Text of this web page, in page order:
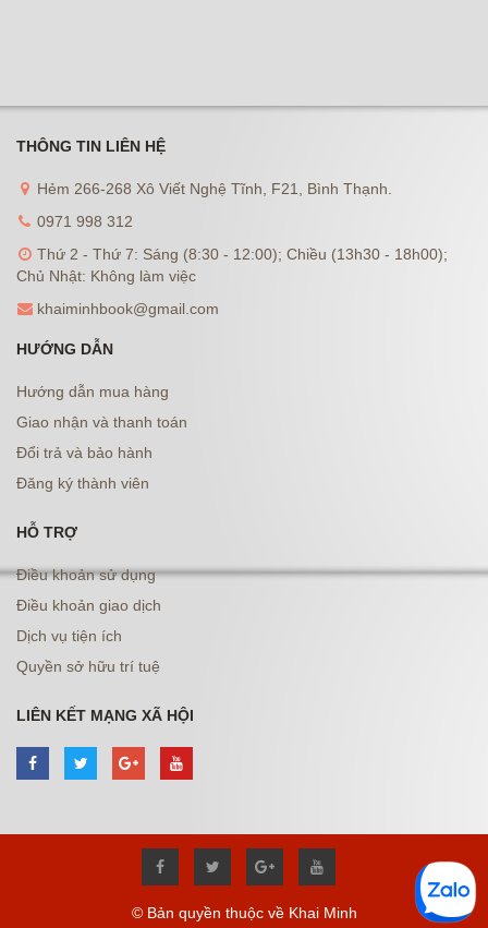
THÔNG TIN LIÊN HỆ
Hẻm 266-268 Xô Viết Nghệ Tĩnh, F21, Bình Thạnh.
0971 998 312
Thứ 2 - Thứ 7: Sáng (8:30 - 12:00); Chiều (13h30 - 18h00);
Chủ Nhật: Không làm việc
khaiminhbook@gmail.com
HƯỚNG DẪN
Hướng dẫn mua hàng
Giao nhận và thanh toán
Đổi trả và bảo hành
Đăng ký thành viên
HỖ TRỢ
Điều khoản sử dụng
Điều khoản giao dịch
Dịch vụ tiện ích
Quyền sở hữu trí tuệ
LIÊN KẾT MẠNG XÃ HỘI
© Bản quyền thuộc về Khai Minh